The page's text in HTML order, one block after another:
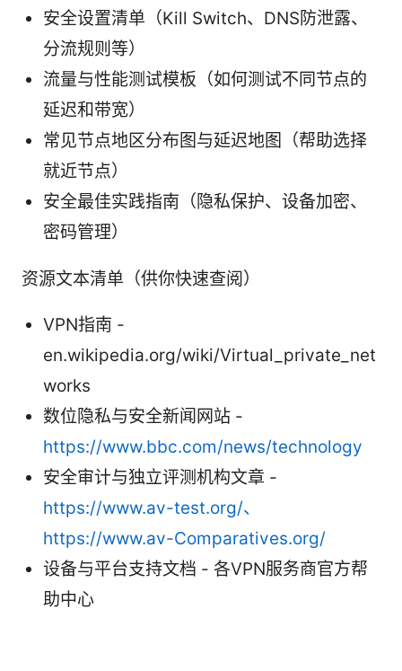
安全设置清单（Kill Switch、DNS防泄露、
分流规则等）
流量与性能测试模板（如何测试不同节点的
延迟和带宽）
常见节点地区分布图与延迟地图（帮助选择
就近节点）
安全最佳实践指南（隐私保护、设备加密、
密码管理）
资源文本清单（供你快速查阅）
VPN指南 -
en.wikipedia.org/wiki/Virtual_private_net
works
数位隐私与安全新闻网站 -
https://www.bbc.com/news/technology
安全审计与独立评测机构文章 -
https://www.av-test.org/、
https://www.av-Comparatives.org/
设备与平台支持文档 - 各VPN服务商官方帮
助中心